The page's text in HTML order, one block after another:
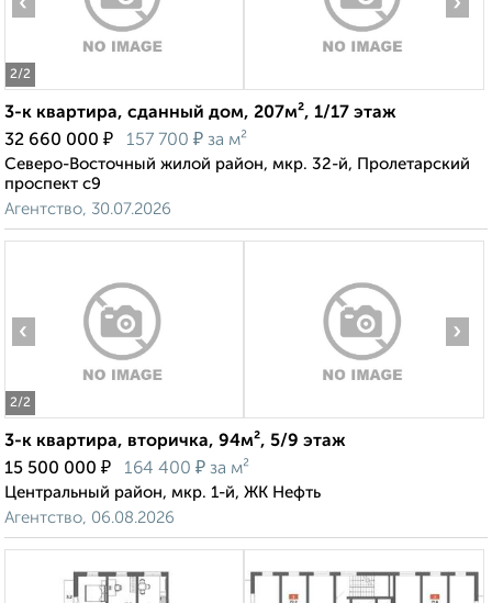
2/2
3-к квартира, сданный дом, 207м², 1/17 этаж
32 660 000 ₽ 157 700 ₽ за м²
Северо-Восточный жилой район, мкр. 32-й, Пролетарский
проспект с9
Агентство, 30.07.2026
2/2
‹ ›
3-к квартира, вторичка, 94м², 5/9 этаж
15 500 000 ₽ 164 400 ₽ за м²
Центральный район, мкр. 1-й, ЖК Нефть
Агентство, 06.08.2026